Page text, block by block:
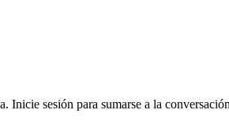
sesión para sumarse a la